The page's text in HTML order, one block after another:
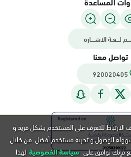
لـــغـة الاشــــارة
تواصل معنا
920020405
للتعرف على المستخدم بشكل فريد و
الوصول و تجربة مستخدم أفضل. من خلال
فإنك توافق على سياسة الخصوصية لهذا